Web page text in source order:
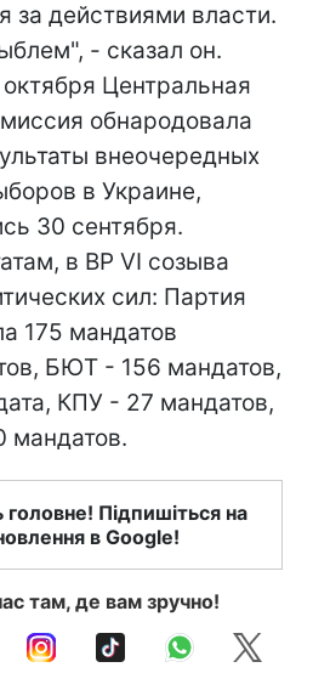
за действиями власти.
- сказал он.
Центральная
обнародовала
внеочередных
в Украине,
30 сентября.
в ВР VI созыва
сил: Партия
175 мандатов
БЮТ - 156 мандатов,
КПУ - 27 мандатов,
мандатов.
головне! Підпишіться на
в Google!
там, де вам зручно!